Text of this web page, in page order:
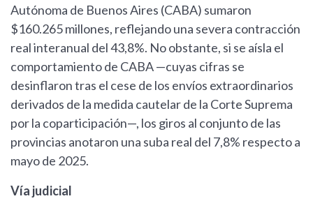
Autónoma de Buenos Aires (CABA) sumaron
$160.265 millones, reflejando una severa contracción
real interanual del 43,8%. No obstante, si se aísla el
comportamiento de CABA —cuyas cifras se
desinflaron tras el cese de los envíos extraordinarios
derivados de la medida cautelar de la Corte Suprema
por la coparticipación—, los giros al conjunto de las
provincias anotaron una suba real del 7,8% respecto a
mayo de 2025.
Vía judicial